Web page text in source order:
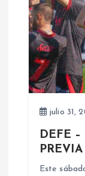
ó
n
d
julio 31,
DEFE
PREVIA
Este